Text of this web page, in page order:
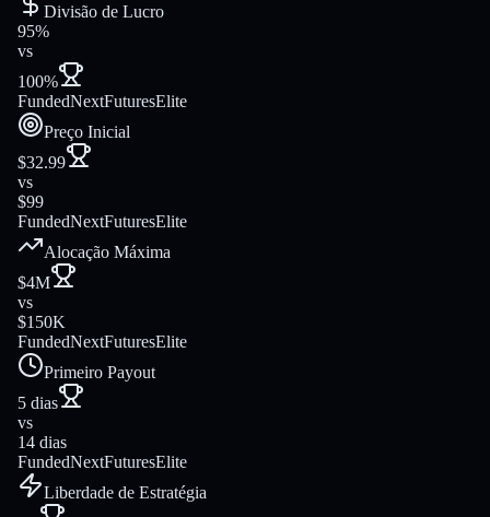
Divisão de Lucro
95%
vs
100%
FundedNextFuturesElite
Preço Inicial
$32.99
vs
$99
FundedNextFuturesElite
Alocação Máxima
$4M
vs
$150K
FundedNextFuturesElite
Primeiro Payout
5 dias
vs
14 dias
FundedNextFuturesElite
Liberdade de Estratégia